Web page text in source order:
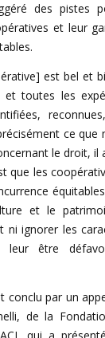
des pistes
et leur
est bel et
et toutes les
ce que
le droit,
que les
et le
ni ignorer les
leur être
conclu par un
de la